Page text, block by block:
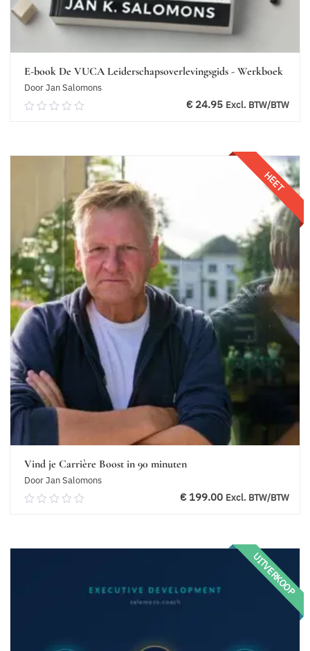
E-book De VUCA Leiderschapsoverlevingsgids - Werkboek
Door Jan Salomons
0.00
€24.95 Excl. BTW/BTW
Toevoegen aan winkelwagen
HEET
Vind je Carrière Boost in 90 minuten
Door Jan Salomons
0.00
€199.00 Excl. BTW/BTW
Toevoegen aan winkelwagen
UITVERKOOP